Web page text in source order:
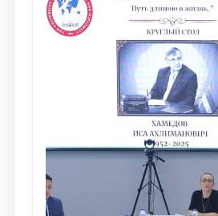
противодействия коррупции